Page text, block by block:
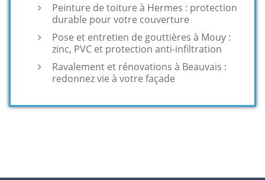
Peinture de toiture à Hermes : protection
durable pour votre couverture
Pose et entretien de gouttières à Mouy :
zinc, PVC et protection anti-infiltration
Ravalement et rénovations à Beauvais :
redonnez vie à votre façade